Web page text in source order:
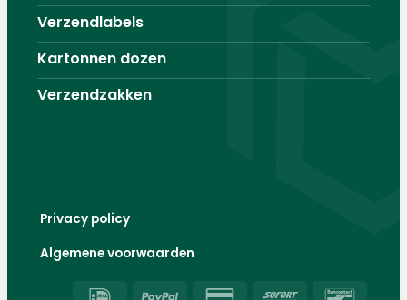
Verzendlabels
Kartonnen dozen
Verzendzakken
Privacy policy
Algemene voorwaarden
IDeal PayPal Credit Sofort